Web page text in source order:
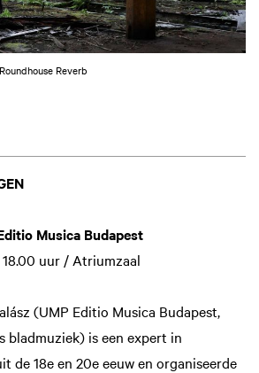
Reverb
Musica Budapest
18.00 uur / Atriumzaal
(UMP Editio Musica Budapest,
bladmuziek) is een expert in
de 18e en 20e eeuw en organiseerde